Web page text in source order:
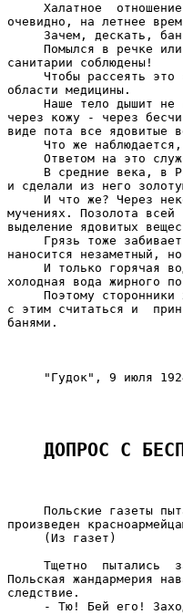
Халатное
очевидно, на летнее
Зачем, дескать,
Помылся в речке
санитарии соблюдены!
Чтобы рассеять это
области медицины.
Наше тело дышит не
через кожу - через
виде пота все ядовитые
Что же
Ответом на это
В средние века, в
и сделали из него
И что же? Через
мучениях. Позолота
выделение ядовитых
Грязь тоже
наносится незаметный,
И только горячая
холодная вода жирного
Поэтому сторонники
с этим считаться и
банями.
"Гудок", 9 июля
ДОПРОС С
Польские газеты
произведен
     (Из газет)
Тщетно  пытались
Польская жандармерия
следствие.
- Тю! Бей его!